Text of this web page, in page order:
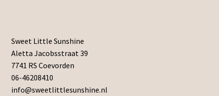
Sweet Little Sunshine
Aletta Jacobsstraat 39
7741 RS Coevorden
06-46208410
info@sweetlittlesunshine.nl